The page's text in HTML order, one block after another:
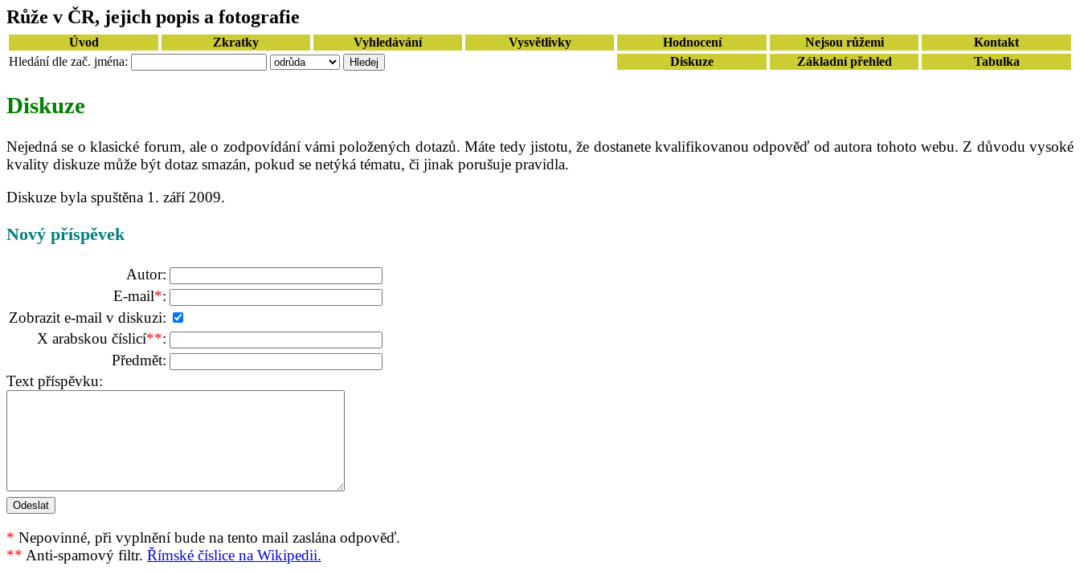
Růže v ČR, jejich popis a fotografie
Úvod Zkratky Vyhledávání Vysvětlivky Hodnocení Nejsou růžemi
Kontakt
Hledání dle zač. jména:
Diskuze Základní přehled Tabulka
Diskuze
Nejedná se o klasické forum, ale o zodpovídání vámi položených dotazů. Máte tedy jistotu, že dostanete kvalifikovanou odpověď od autora tohoto webu. Z důvodu vysoké
kvality diskuze může být dotaz smazán, pokud se netýká tématu, či jinak porušuje pravidla.
Diskuze byla spuštěna 1. září 2009.
Nový příspěvek
Autor:
E-mail*:
Zobrazit e-mail v diskuzi:
X arabskou číslicí**:
Předmět:
Text příspěvku:
* Nepovinné, při vyplnění bude na tento mail zaslána odpověď.
** Anti-spamový filtr. Římské číslice na Wikipedii.